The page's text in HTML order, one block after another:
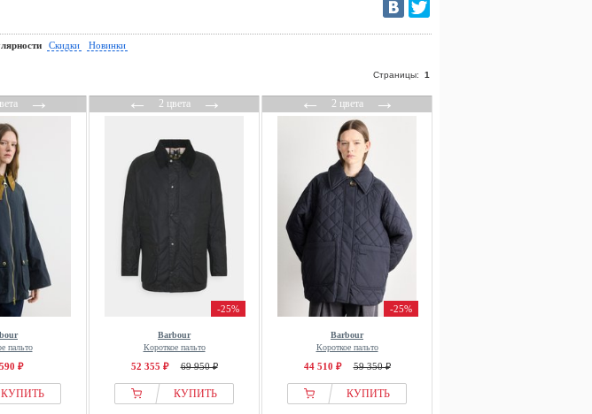
Скидки Новинки
Страницы: 1
→
пальто
₽
КУПИТЬ
←2 цвета→
-25%
Barbour
Короткое пальто
52 355 ₽ 69 950 ₽
КУПИТЬ
←2 цвета→
-25%
Barbour
Короткое пальто
44 510 ₽ 59 350 ₽
КУПИТЬ